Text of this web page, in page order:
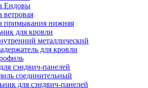
Ендовы
ветровая
примыкания нижняя
для кровли
металлический
для кровли
сэндвич-панелей
соединительный
для сэндвич-панелей